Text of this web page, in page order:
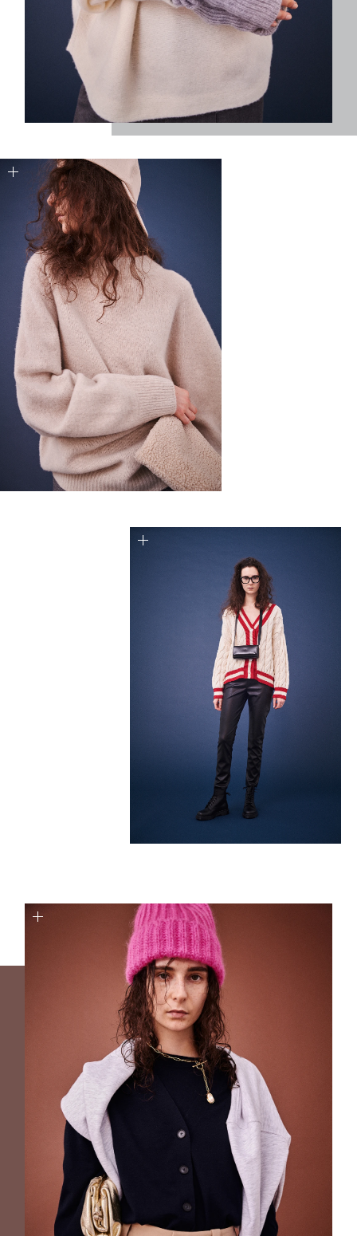
【THE CAMBRIDGE SATCHEL/ケンブリッジサッチェル】
THE SADDLE BAG
￥25,850(税込)
【La Maison de Lyllis / ラ メゾン ド リリス】 HIMA
￥13,200(税込)
【Soierie / ソワリー】Utility bracelet(3P)
￥9,240(税込) 30%OFF
【Dr.Martens / ドクターマーチン】8 Eye Boot
￥5,940(税込) 80%OFF